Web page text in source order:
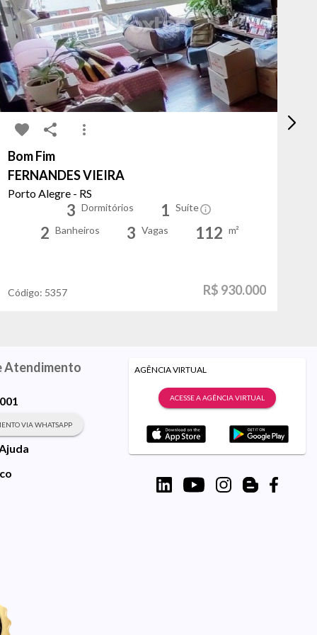
Bom Fim
FERNANDES VIEIRA
Porto Alegre - RS
3 Dormitórios 1 Suíte
2 Banheiros 3 Vagas 112 m²
Código: 5357 R$ 930.000
Atendimento
VIA WHATSAPP
AGÊNCIA VIRTUAL
ACESSE A AGÊNCIA VIRTUAL